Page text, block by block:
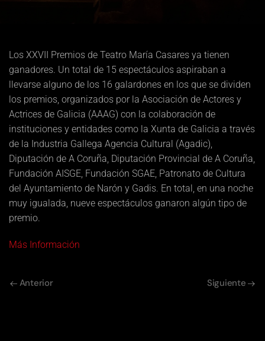
Los XXVII Premios de Teatro María Casares ya tienen
ganadores. Un total de 15 espectáculos aspiraban a
llevarse alguno de los 16 galardones en los que se dividen
los premios, organizados por la Asociación de Actores y
Actrices de Galicia (AAAG) con la colaboración de
instituciones y entidades como la Xunta de Galicia a través
de la Industria Gallega Agencia Cultural (Agadic),
Diputación de A Coruña, Diputación Provincial de A Coruña,
Fundación AISGE, Fundación SGAE, Patronato de Cultura
del Ayuntamiento de Narón y Gadis. En total, en una noche
muy igualada, nueve espectáculos ganaron algún tipo de
premio.
Más Información
Anterior Siguiente